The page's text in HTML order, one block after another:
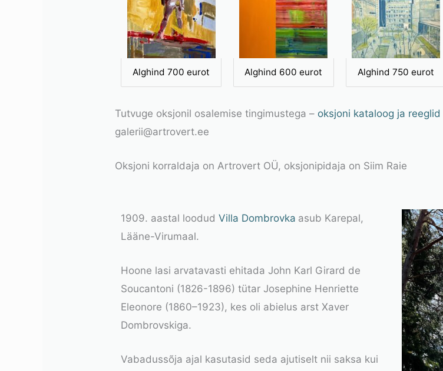
Alghind 700 eurot Alghind 600 eurot Alghind 750 eurot
Tutvuge oksjonil osalemise tingimustega – oksjoni kataloog ja reeglid
galerii@artrovert.ee
Oksjoni korraldaja on Artrovert OÜ, oksjonipidaja on Siim Raie
1909. aastal loodudVilla Dombrovka asub Karepal,
Lääne-Virumaal.
Hoone lasi arvatavasti ehitada John Karl Girard de
Soucantoni (1826-1896) tütar Josephine Henriette
Eleonore (1860–1923), kes oli abielus arst Xaver
Dombrovskiga.
Vabadussõja ajal kasutasid seda ajutiselt nii saksa kui